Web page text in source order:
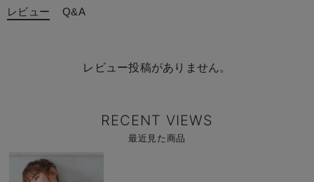
レビュー Q&A
レビュー投稿がありません。
RECENT VIEWS
最近見た商品
商